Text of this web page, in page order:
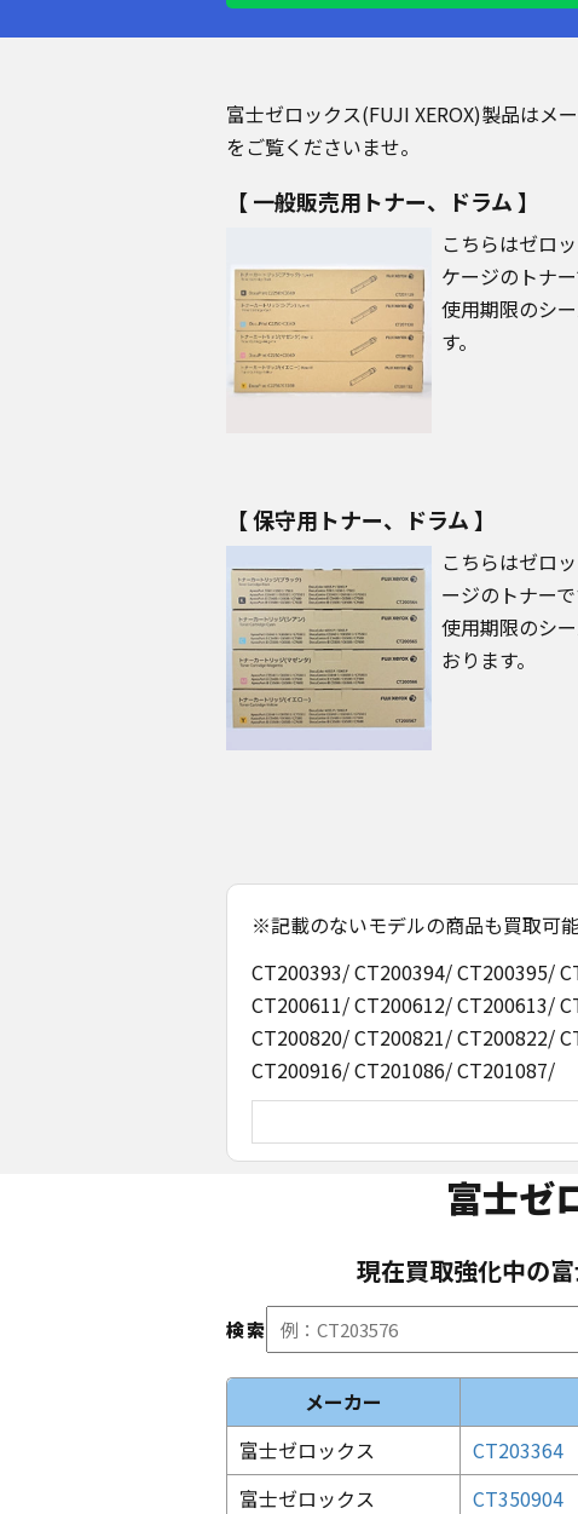
富士ゼロックス(FUJI XEROX)製品はメ
をご覧くださいませ。
【 一般販売用トナー、ドラム 】
こちらはゼロ
ケージのトナー
使用期限のシ
す。
【 保守用トナー、ドラム 】
こちらはゼロ
ージのトナーで
使用期限のシ
おります。
※記載のないモデルの商品も買取可能
CT200393/ CT200394/ CT200395/
CT200611/ CT200612/ CT200613/
CT200820/ CT200821/ CT200822/
CT200916/ CT201086/ CT201087/
富士ゼ
現在買取強化中の
検索
メーカー
富士ゼロックス
CT203364
富士ゼロックス
CT350904